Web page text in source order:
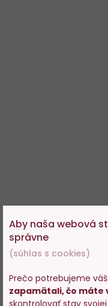
Aby naša webová
správne
(súhlas s cookies)
Prečo potrebujeme
zapamätali, čo máte
skontrolovať stav